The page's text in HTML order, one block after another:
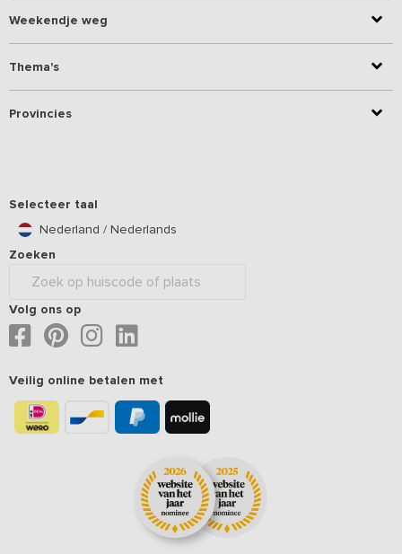
Weekendje weg
Thema's
Provincies
Selecteer taal
Nederland / Nederlands
Zoeken
Volg ons op
Veilig online betalen met